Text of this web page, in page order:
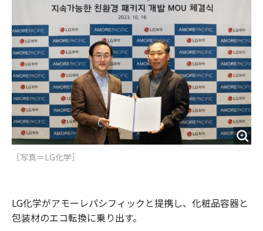
r
t
［写真＝​LG化学］
LG化学がアモーレパシフィックと提携し、化粧品容器と
包装材のエコ転換に乗り出す。